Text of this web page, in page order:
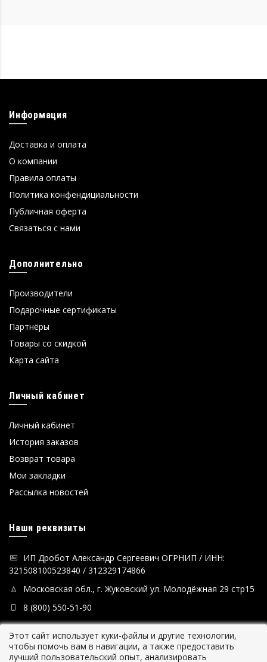
Информация
Доставка и оплата
О компании
Правила оплаты
Политика конфендициальности
Публичная оферта
Связаться с нами
Дополнительно
Производители
Подарочные сертификаты
Партнёры
Товары со скидкой
Карта сайта
Личный кабинет
Личный кабинет
История заказов
Возврат товара
Мои закладки
Рассылка новостей
Наши реквизиты
ИП Дробот Александр Сергеевич ОГРНИП / ИНН:
321508100523840 / 312329174866
Московская обл., г. Жуковский ул. Молодёжная 29 стр15
8 (800) 550-51-90
Этот сайт использует куки-файлы и другие технологии,
чтобы помочь вам в навигации, а также предоставить
лучший пользовательский опыт, анализировать